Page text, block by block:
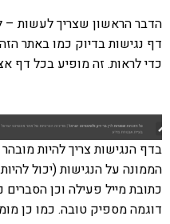
הדבר הראשון שצריך לעשות –
דף נגישות בדיוק כמו באתר
כדי לראות. זה מופיע בכל דף
בדף הנגישות צריך להיות
הממונה על הנגישות (יכול
כתובת מייל פעילה וכן
דוגמה מספיק טובה. כמו כן